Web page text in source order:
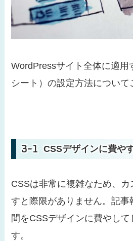
WordPressサイト全体に適用
シート）の設定方法について
CSSデザインに費や
CSSは非常に複雑なため、
すと際限がありません。記
間をCSSデザインに費やして
す。